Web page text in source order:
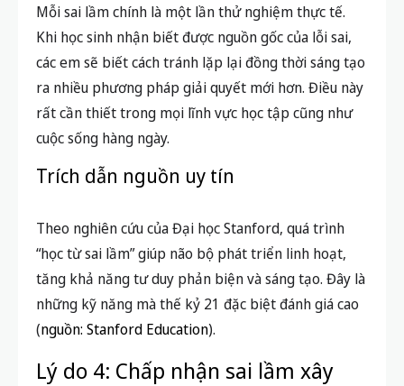
Mỗi sai lầm chính là một lần thử nghiệm thực tế.
Khi học sinh nhận biết được nguồn gốc của lỗi sai,
các em sẽ biết cách tránh lặp lại đồng thời sáng tạo
ra nhiều phương pháp giải quyết mới hơn. Điều này
rất cần thiết trong mọi lĩnh vực học tập cũng như
cuộc sống hàng ngày.
Trích dẫn nguồn uy tín
Theo nghiên cứu của Đại học Stanford, quá trình
“học từ sai lầm” giúp não bộ phát triển linh hoạt,
tăng khả năng tư duy phản biện và sáng tạo. Đây là
những kỹ năng mà thế kỷ 21 đặc biệt đánh giá cao
(nguồn: Stanford Education).
Lý do 4: Chấp nhận sai lầm xây